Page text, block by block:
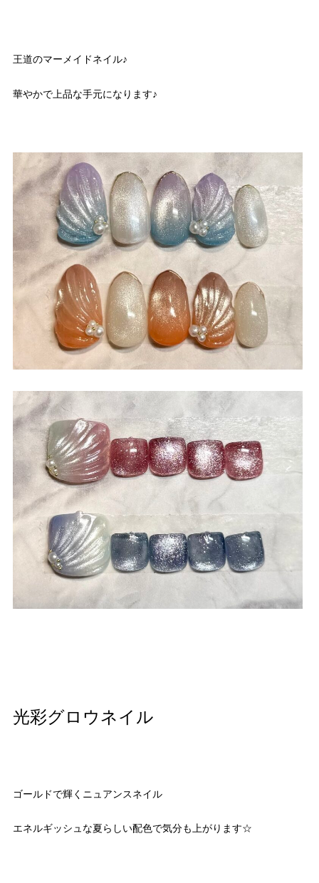
王道のマーメイドネイル♪
華やかで上品な手元になります♪
光彩グロウネイル
ゴールドで輝くニュアンスネイル
エネルギッシュな夏らしい配色で気分も上がります☆